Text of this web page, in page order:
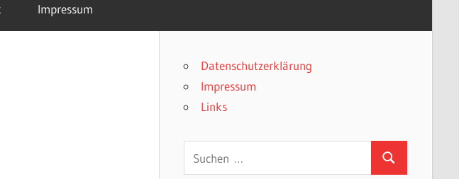
Impressum
Datenschutzerklärung
Impressum
Links
nach:
Suchen